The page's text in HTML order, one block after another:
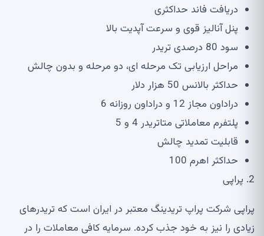
دریافت فاند حداکثری
پنل آنالیز قوی و سرعت آپدیت بالا
سود
درصدی تریدر
مراحل ارزیابی تک مرحله ای، دو مرحله و بدون چالش
حداکثر بالانس
هزار دلار
دراداون مجاز
و دراداون روزانه
پلتفرم معاملاتی متاتریدر
و
قابلیت تمدید چالش
حداکثر اهرم
2. پراپی
پراپی شرکت پراپ تریدینگ معتبر در ایران است که تریدرهای
زیادی را نیز به خود جذب کرده. سرمایه کافی معاملات را در